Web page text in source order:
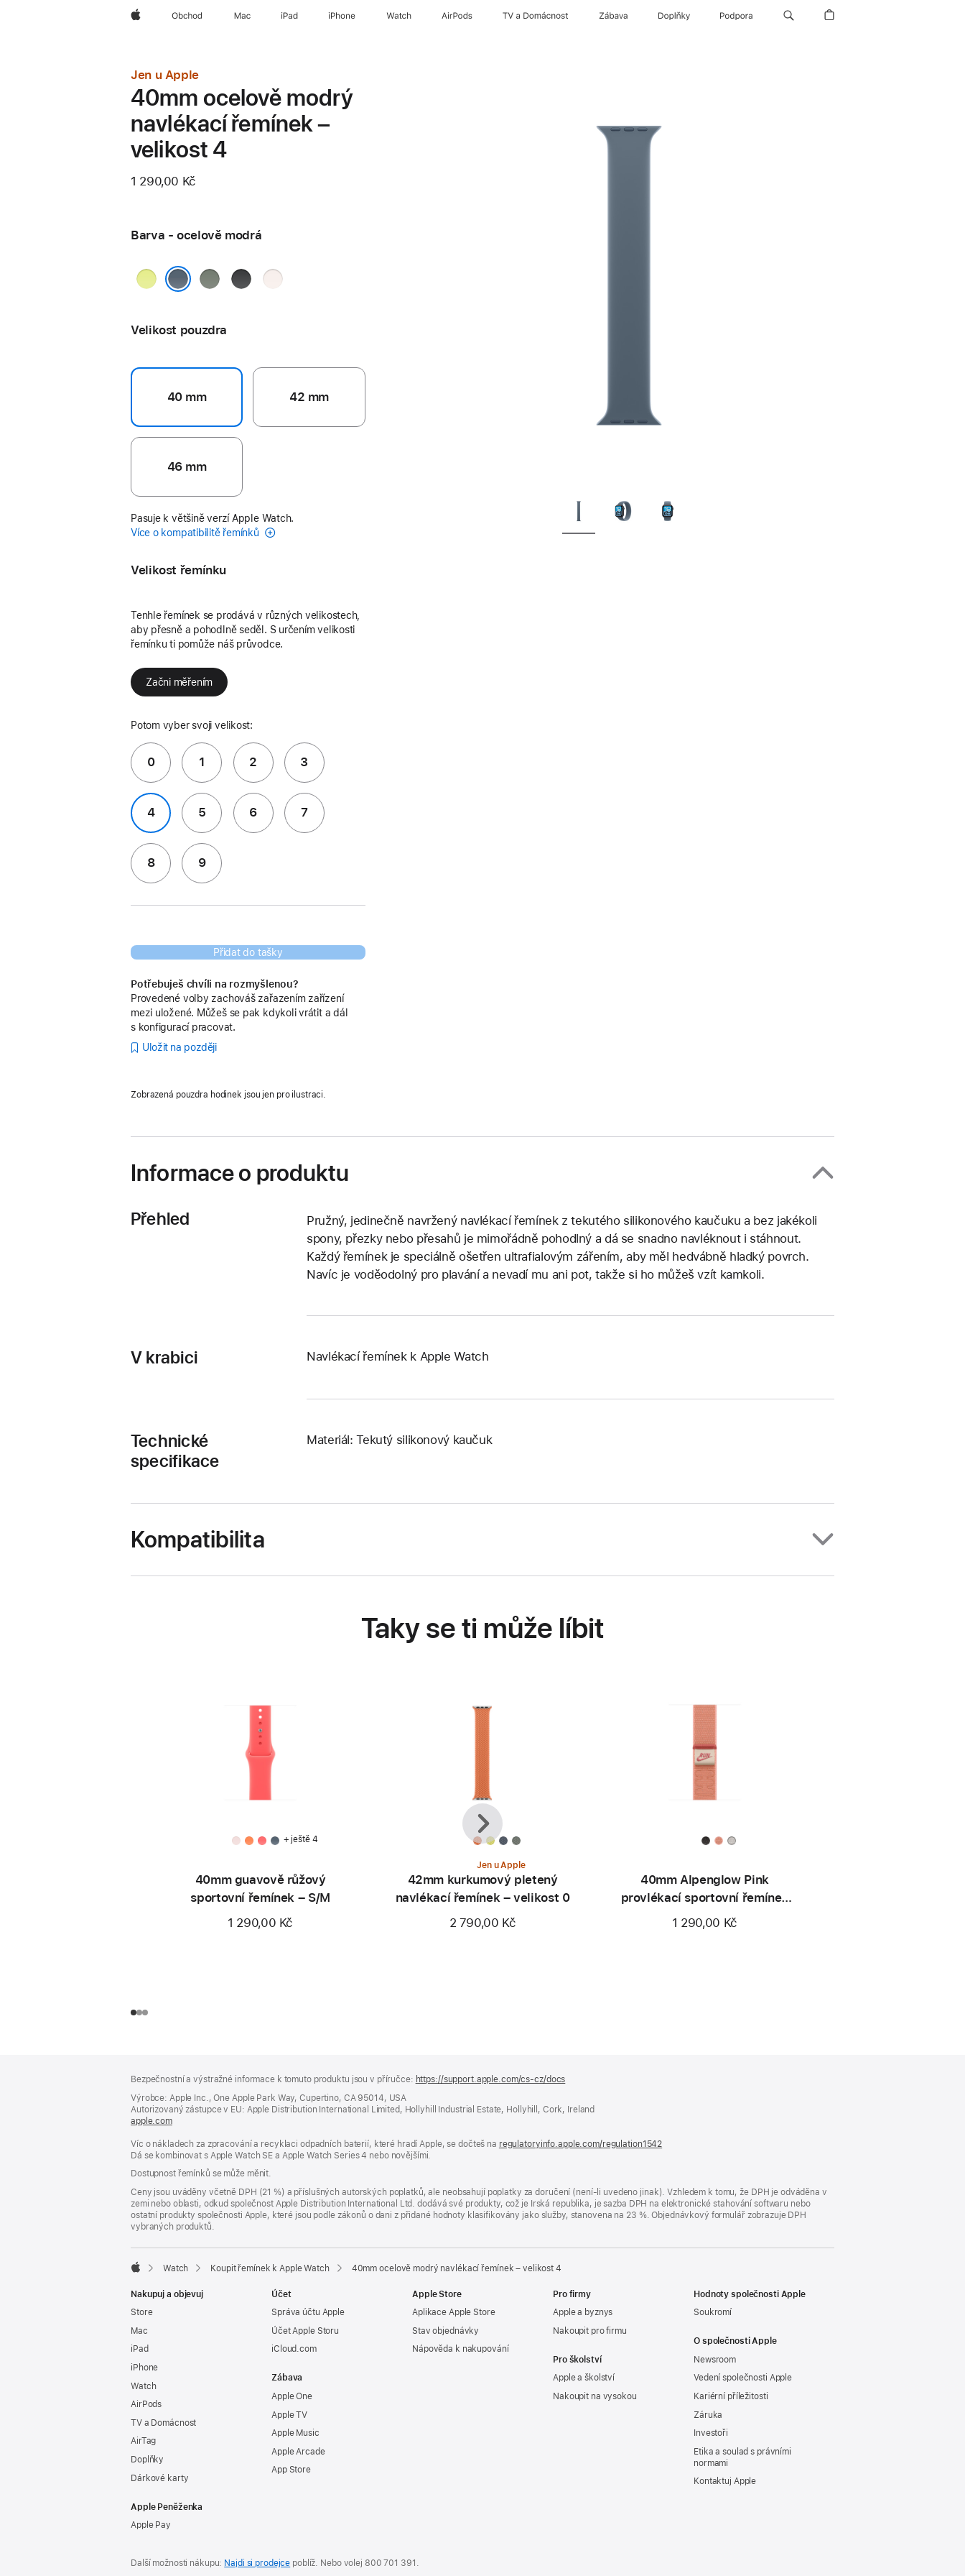
AppleObchod Mac iPad iPhone Watch AirPods TV a Domácnost Zábava Doplňky Podpora
Jen u Apple
40mm ocelově modrý
navlékací řemínek –
velikost 4
1 290,00 Kč
Barva - ocelově modrá
neonově
zelenošedá
černá světle
Velikost pouzdra
40 mm 42 mm
46 mm
Pasuje k většině verzí Apple Watch.
Více o kompatibilitě řemínků
Velikost řemínku
Tenhle řemínek se prodává v různých velikostech,
aby přesně a pohodlně seděl. S určením velikosti
řemínku ti pomůže náš průvodce.
Začni měřením
Potom vyber svoji velikost:
0 1 2 3
4 5 6 7
8 9
Přidat do tašky
Potřebuješ chvíli na rozmyšlenou?
Provedené volby zachováš zařazením zařízení
mezi uložené. Můžeš se pak kdykoli vrátit a dál
s konfigurací pracovat.
Uložit na později
Zobrazená pouzdra hodinek jsou jen pro ilustraci.
Informace o produktu
Přehled
Pružný, jedinečně navržený navlékací řemínek z tekutého silikonového kaučuku a bez jakékoli
spony, přezky nebo přesahů je mimořádně pohodlný a dá se snadno navléknout i stáhnout.
Každý řemínek je speciálně ošetřen ultrafialovým zářením, aby měl hedvábně hladký povrch.
Navíc je voděodolný pro plavání a nevadí mu ani pot, takže si ho můžeš vzít kamkoli.
V krabici Navlékací řemínek k Apple Watch
Technické
specifikace
Materiál: Tekutý silikonový kaučuk
Kompatibilita
Taky se ti může líbit
+ ještě 4
40mm guavově růžový
sportovní řemínek – S/M
1 290,00 Kč
Jen u Apple
42mm kurkumový pletený
navlékací řemínek – velikost 0
2 790,00 Kč
40mm Alpenglow Pink
provlékací sportovní řemínek
Nike
1 290,00 Kč
Předchozí
Další
Bezpečnostní a výstražné informace k tomuto produktu jsou v příručce: https://support.apple.com/cs-cz/docs
okně)
Výrobce: Apple Inc., One Apple Park Way, Cupertino, CA 95014, USA
Autorizovaný zástupce v EU: Apple Distribution International Limited, Hollyhill Industrial Estate, Hollyhill, Cork, Ireland
apple.com(otevře
v novém
okně)
Víc o nákladech za zpracování a recyklaci odpadních baterií, které hradí Apple, se dočteš na regulatoryinfo.apple.com/regulation1542
Dá se kombinovat s Apple Watch SE a Apple Watch Series 4 nebo novějšími.
Dostupnost řemínků se může měnit.
Ceny jsou uváděny včetně DPH (21 %) a příslušných autorských poplatků, ale neobsahují poplatky za doručení (není-li uvedeno jinak). Vzhledem k tomu, že DPH je odváděna v
zemi nebo oblasti, odkud společnost Apple Distribution International Ltd. dodává své produkty, což je Irská republika, je sazba DPH na elektronické stahování softwaru nebo
ostatní produkty společnosti Apple, které jsou podle zákonů o dani z přidané hodnoty klasifikovány jako služby, stanovena na 23 %. Objednávkový formulář zobrazuje DPH
vybraných produktů.
Watch Koupit řemínek k Apple Watch 40mm ocelově modrý navlékací řemínek – velikost 4
Nakupuj a objevuj
Store
Mac
iPad
iPhone
Watch
AirPods
TV a Domácnost
AirTag
Doplňky
Dárkové karty
Apple Peněženka
Apple Pay
Účet
Správa účtu Apple
Účet Apple Storu
iCloud.com
Zábava
Apple One
Apple TV
Apple Music
Apple Arcade
App Store
Apple Store
Aplikace Apple Store
Stav objednávky
Nápověda k nakupování
Pro firmy
Apple a byznys
Nakoupit pro firmu
Pro školství
Apple a školství
Nakoupit na vysokou
Hodnoty společnosti Apple
Soukromí
O společnosti Apple
Newsroom
Vedení společnosti Apple
Kariérní příležitosti
Záruka
Investoři
Etika a soulad s právními
normami
Kontaktuj Apple
Další možnosti nákupu: Najdi si prodejce poblíž. Nebo volej 800 701 391 .